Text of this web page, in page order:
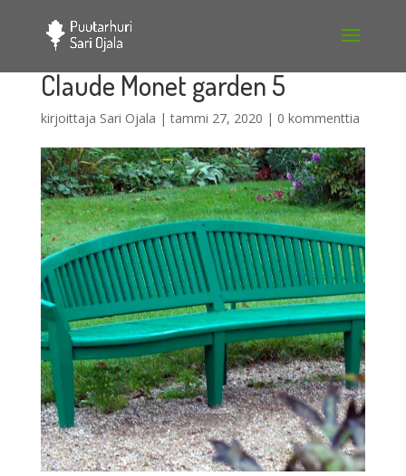
Claude Monet garden 5
kirjoittaja Sari Ojala |tammi 27, 2020 | 0 kommenttia